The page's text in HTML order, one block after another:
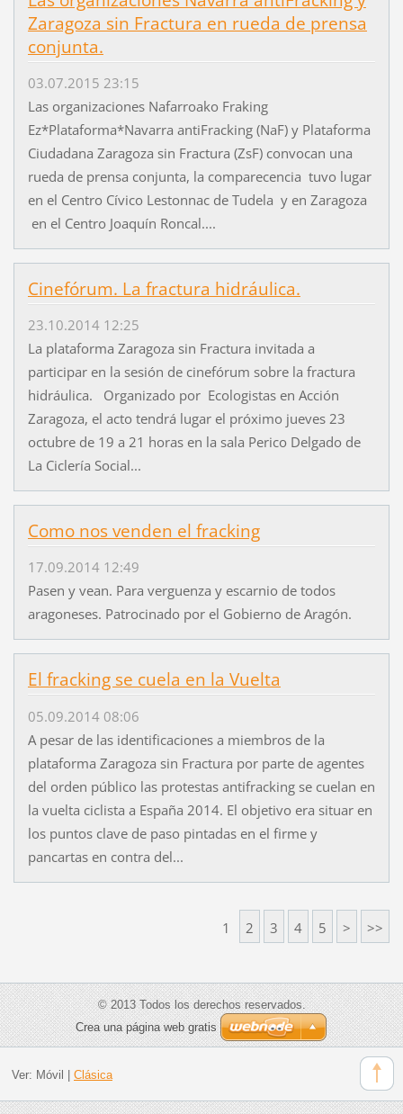
Zaragoza sin Fractura en rueda de prensa
conjunta.
03.07.2015 23:15
Las organizaciones Nafarroako Fraking
Ez*Plataforma*Navarra antiFracking (NaF) y Plataforma
Ciudadana Zaragoza sin Fractura (ZsF) convocan una
rueda de prensa conjunta, la comparecencia tuvo lugar
en el Centro Cívico Lestonnac de Tudela y en Zaragoza
en el Centro Joaquín Roncal....
Cinefórum. La fractura hidráulica.
23.10.2014 12:25
La plataforma Zaragoza sin Fractura invitada a
participar en la sesión de cinefórum sobre la fractura
hidráulica. Organizado por Ecologistas en Acción
Zaragoza, el acto tendrá lugar el próximo jueves 23
octubre de 19 a 21 horas en la sala Perico Delgado de
La Ciclería Social...
Como nos venden el fracking
17.09.2014 12:49
Pasen y vean. Para verguenza y escarnio de todos
aragoneses. Patrocinado por el Gobierno de Aragón.
El fracking se cuela en la Vuelta
05.09.2014 08:06
A pesar de las identificaciones a miembros de la
plataforma Zaragoza sin Fractura por parte de agentes
del orden público las protestas antifracking se cuelan en
la vuelta ciclista a España 2014. El objetivo era situar en
los puntos clave de paso pintadas en el firme y
pancartas en contra del...
1 2 3 4 5 > >>
© 2013 Todos los derechos reservados.
Crea una página web gratis
Ver: Móvil Clásica